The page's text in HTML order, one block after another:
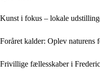
Kunst i fokus – lokale
Foråret kalder: Oplev
Frivillige fællesskaber i